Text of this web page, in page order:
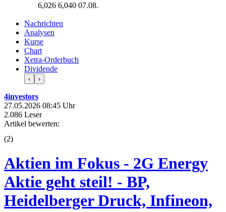
6,026 6,040 07.08.
Nachrichten
Analysen
Kurse
Chart
Xetra-Orderbuch
Dividende
‹ ›
4investors
27.05.2026 08:45 Uhr
2.086 Leser
Artikel bewerten:
(2)
Aktien im Fokus - 2G Energy
Aktie geht steil! - BP,
Heidelberger Druck, Infineon,